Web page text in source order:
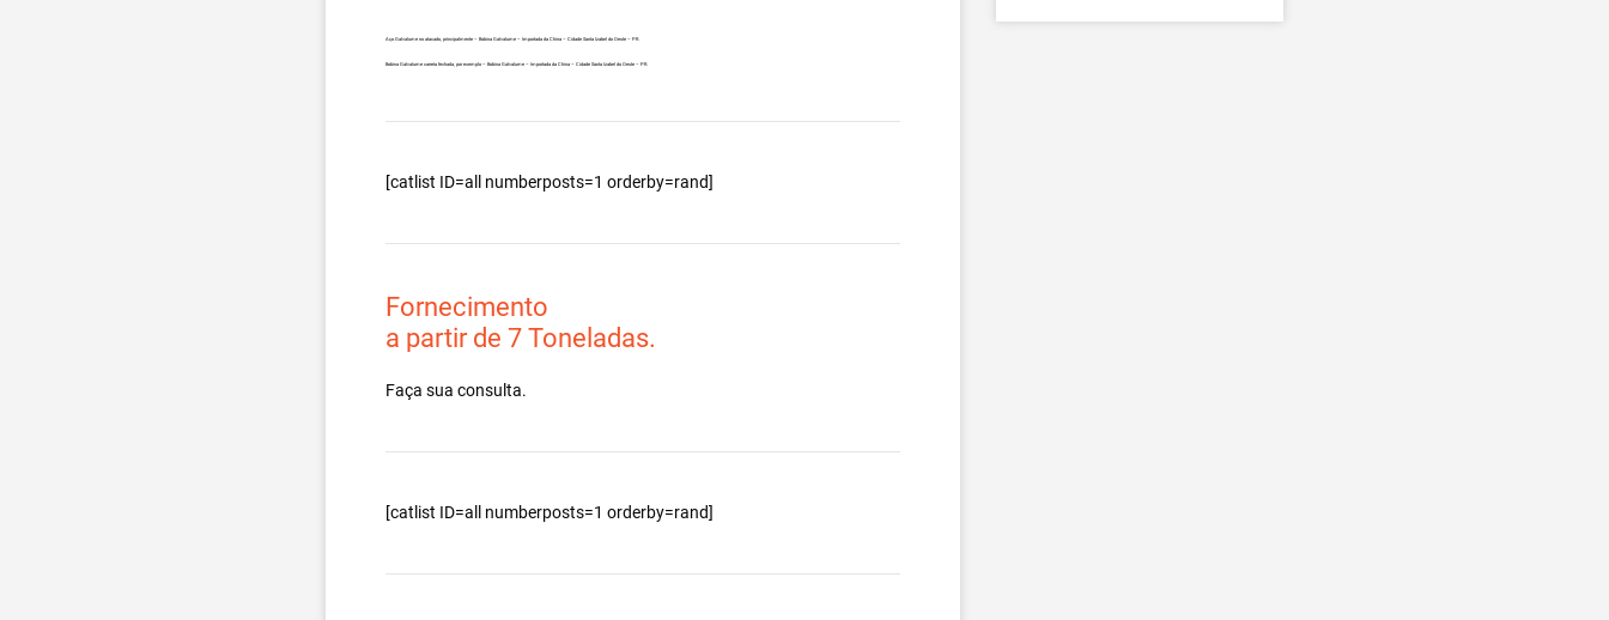
Aço Galvalume no atacado, principalmente – Bobina Galvalume – Importada da China – Cidade Santa Izabel do Oeste – PR.
Bobina Galvalume carreta fechada, por exemplo – Bobina Galvalume – Importada da China – Cidade Santa Izabel do Oeste – PR.
[catlist ID=all numberposts=1 orderby=rand]
Fornecimento
a partir de 7 Toneladas.
Faça sua consulta.
[catlist ID=all numberposts=1 orderby=rand]